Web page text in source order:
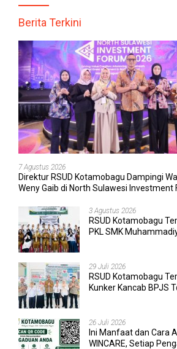
Berita Terkini
7 Agustus 2026
Direktur RSUD Kotamobagu Dampingi
Weny Gaib di North Sulawesi Investment
3 Agustus 2026
RSUD Kotamobagu
PKL SMK
29 Juli 2026
RSUD Kotamobagu
Kunker Kancab BPJS
26 Juli 2026
Ini Manfaat dan Cara
WINCARE, Setiap